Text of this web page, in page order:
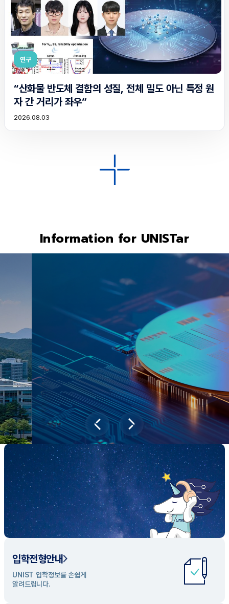
연구
“산화물 반도체 결함의 성질, 전체 밀도 아닌 특정 원
자 간 거리가 좌우”
2026.08.03
Information for UNISTar
새내기학부에서
전공탐색 프로그램을 통해 나에게 맞는 최
적의 전공을 찾아보세요.
전공탐색 가이드 바로가기
UNIST 학과 소개
UNIST의 개성있는 학과들을
탐색해 보세요
입학전형안내
UNIST 입학정보를 손쉽게
알려드립니다.